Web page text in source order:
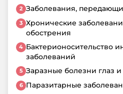
Заболевания,
Хронические
обострения
Бактерионосительство
заболеваний
Заразные болезни глаз
Паразитарные